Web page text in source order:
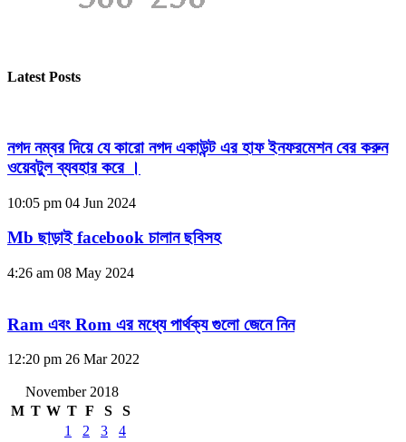
Latest Posts
নগদ নম্বর দিয়ে যে কারো নগদ একাউন্ট এর হাফ ইনফরমেশন বের করুন
ওয়েবটুল ব্যবহার করে ।
10:05 pm 04 Jun 2024
Mb ছাড়াই facebook চালান ছবিসহ
4:26 am 08 May 2024
Ram এবং Rom এর মধ্যে পার্থক্য গুলো জেনে নিন
12:20 pm 26 Mar 2022
November 2018
M T W T F S
S
1
2 3
4